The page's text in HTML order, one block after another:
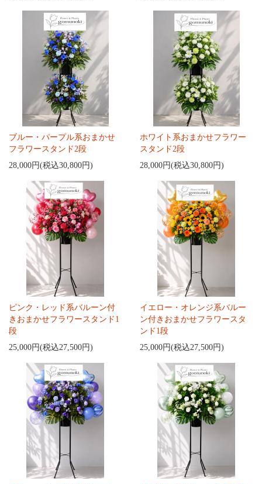
ブルー・パープル系おまかせ
フラワースタンド2段
28,000円(税込30,800円)
ホワイト系おまかせフラワー
スタンド2段
28,000円(税込30,800円)
ピンク・レッド系バルーン付
きおまかせフラワースタンド1
段
25,000円(税込27,500円)
イエロー・オレンジ系バルー
ン付きおまかせフラワースタ
ンド1段
25,000円(税込27,500円)